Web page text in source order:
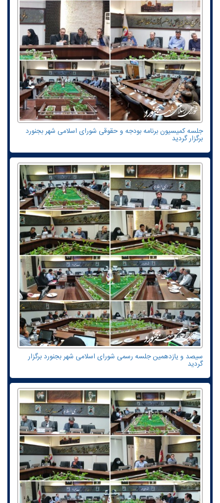
جلسه کمیسیون برنامه بودجه و حقوقی شورای اسلامی شهر بجنورد
برگزار گردید
سیصد و یازدهمین جلسه رسمی شورای اسلامی شهر بجنورد برگزار
گردید